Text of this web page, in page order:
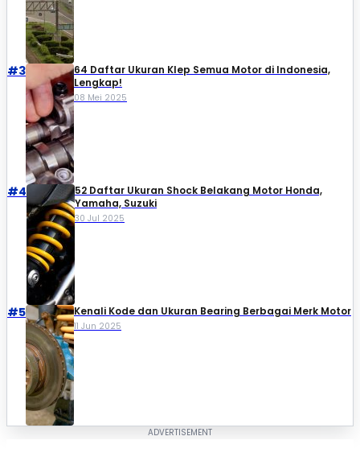
#3
64 Daftar Ukuran Klep Semua Motor di Indonesia,
Lengkap!
08 Mei 2025
#4
52 Daftar Ukuran Shock Belakang Motor Honda,
Yamaha, Suzuki​
30 Jul 2025
#5 Kenali Kode dan Ukuran Bearing Berbagai Merk Motor
11 Jun 2025